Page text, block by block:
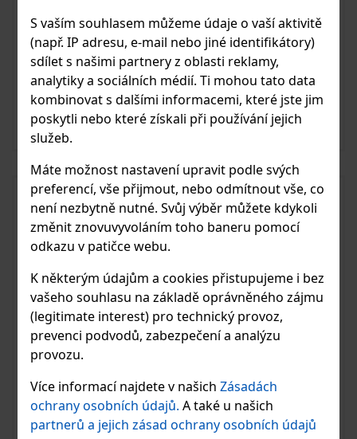
S vaším souhlasem můžeme údaje o vaší aktivitě
(např. IP adresu, e-mail nebo jiné identifikátory)
sdílet s našimi partnery z oblasti reklamy,
analytiky a sociálních médií. Ti mohou tato data
kombinovat s dalšími informacemi, které jste jim
poskytli nebo které získali při používání jejich
služeb.
Máte možnost nastavení upravit podle svých
preferencí, vše přijmout, nebo odmítnout vše, co
není nezbytně nutné. Svůj výběr můžete kdykoli
změnit znovuvyvoláním toho baneru pomocí
odkazu v patičce webu.
K některým údajům a cookies přistupujeme i bez
vašeho souhlasu na základě oprávněného zájmu
(legitimate interest) pro technický provoz,
prevenci podvodů, zabezpečení a analýzu
provozu.
Více informací najdete v našichZásadách
ochrany osobních údajů. A také u našich
partnerů a jejich zásad ochrany osobních údajů
Karfíkův dvůr Koštický pivní destilát 0,5
l 42%
Skladem 495 Kč